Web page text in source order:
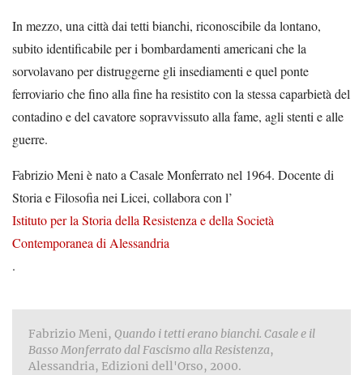
In mezzo, una città dai tetti bianchi, riconoscibile da lontano,
subito identificabile per i bombardamenti americani che la
sorvolavano per distruggerne gli insediamenti e quel ponte
ferroviario che fino alla fine ha resistito con la stessa caparbietà del
contadino e del cavatore sopravvissuto alla fame, agli stenti e alle
guerre.
Fabrizio Meni è nato a Casale Monferrato nel 1964. Docente di
Storia e Filosofia nei Licei, collabora con l’
Istituto per la Storia della Resistenza e della Società
Contemporanea di Alessandria
.
Fabrizio Meni, Quando i tetti erano bianchi. Casale e il
Basso Monferrato dal Fascismo alla Resistenza,
Alessandria, Edizioni dell'Orso, 2000.